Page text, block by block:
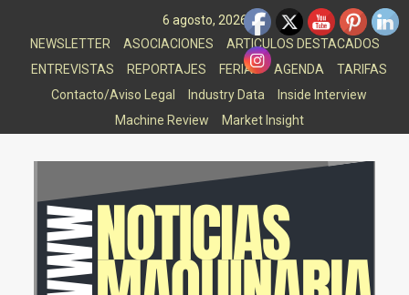
6 agosto, 2026
NEWSLETTER
ASOCIACIONES
ARTICULOS DESTACADOS
ENTREVISTAS
REPORTAJES FERIAS AGENDA
TARIFAS
Contacto/Aviso Legal
Industry Data
Inside Interview
Machine Review
Market Insight